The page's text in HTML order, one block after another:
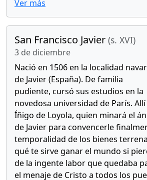
Ver más
San Francisco Javier (s. XVI)
3 de diciembre
Nació en 1506 en la localidad
de Javier (España). De familia
pudiente, cursó sus estudios en la
novedosa universidad de París.
Íñigo de Loyola, quien minará el
de Javier para convencerle
temporalidad de los bienes
qué te sirve ganar el mundo si
de la ingente labor que quedaba
el menaje de Cristo a todos los